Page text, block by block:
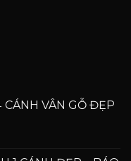
VÂN GỖ ĐẸP